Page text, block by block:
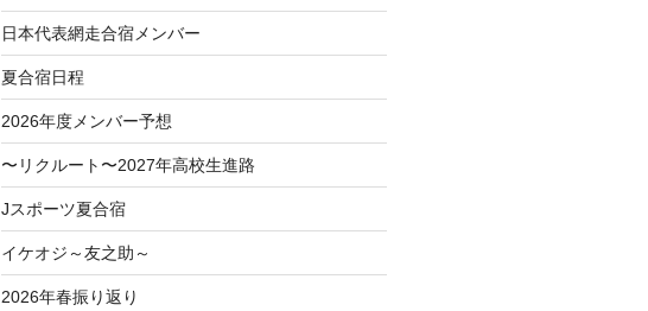
日本代表網走合宿メンバー
夏合宿日程
2026年度メンバー予想
〜リクルート〜2027年高校生進路
Jスポーツ夏合宿
イケオジ～友之助～
2026年春振り返り